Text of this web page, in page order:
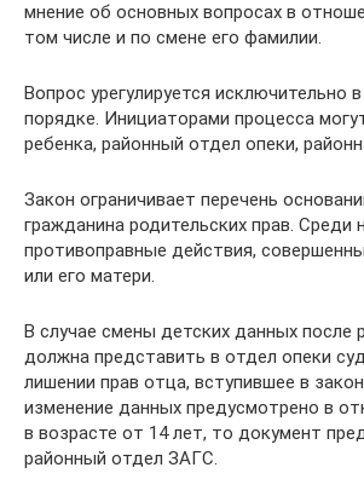
мнение об основных вопросах в
том числе и по смене его фамилии.
Вопрос урегулируется исключительно
порядке. Инициаторами процесса
ребенка, районный отдел опеки,
Закон ограничивает перечень
гражданина родительских прав. Среди
противоправные действия,
или его матери.
В случае смены детских данных после
должна представить в отдел опеки
лишении прав отца, вступившее в
изменение данных предусмотрено в
в возрасте от 14 лет, то документ
районный отдел ЗАГС.